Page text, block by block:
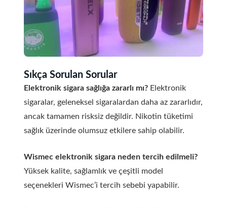
Sıkça Sorulan Sorular
Elektronik sigara sağlığa zararlı mı? Elektronik
sigaralar, geleneksel sigaralardan daha az zararlıdır,
ancak tamamen risksiz değildir. Nikotin tüketimi
sağlık üzerinde olumsuz etkilere sahip olabilir.
Wismec elektronik sigara neden tercih edilmeli?
Yüksek kalite, sağlamlık ve çeşitli model
seçenekleri Wismec’i tercih sebebi yapabilir.